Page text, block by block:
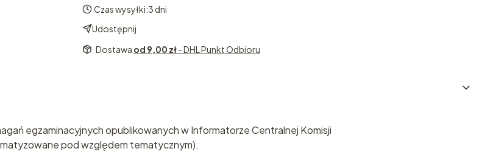
Czas wysyłki:3 dni
Udostępnij
Dostawa od 9,00 zł- DHL Punkt Odbioru
egzaminacyjnych opublikowanych w Informatorze Centralnej Komisji
pod względem tematycznym).